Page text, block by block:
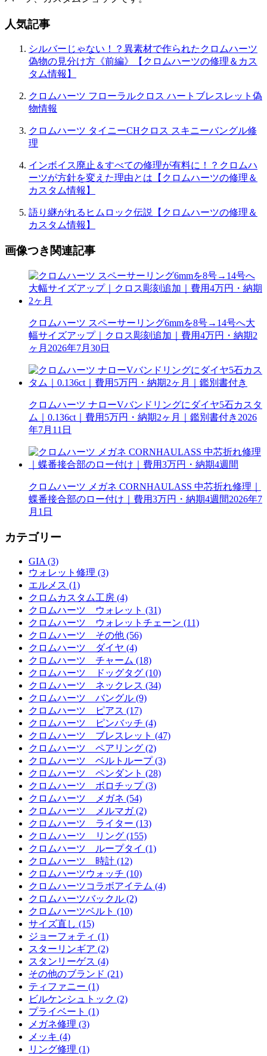
ン
人気記事
シルバーじゃない！？異素材で作られたクロムハーツ
偽物の見分け方《前編》【クロムハーツの修理＆カス
タム情報】
クロムハーツ フローラルクロス ハートブレスレット偽
物情報
クロムハーツ タイニーCHクロス スキニーバングル修
理
インボイス廃止＆すべての修理が有料に！？クロムハ
ーツが方針を変えた理由とは【クロムハーツの修理＆
カスタム情報】
語り継がれるヒムロック伝説【クロムハーツの修理＆
カスタム情報】
画像つき関連記事
クロムハーツ スペーサーリング6mmを8号→14号へ大
幅サイズアップ｜クロス彫刻追加｜費用4万円・納期2
ヶ月 2026年7月30日
クロムハーツ ナローVバンドリングにダイヤ5石カスタ
ム｜0.136ct｜費用5万円・納期2ヶ月｜鑑別書付き 2026
年7月11日
クロムハーツ メガネ CORNHAULASS 中芯折れ修理｜
蝶番接合部のロー付け｜費用3万円・納期4週間2026年7
月1日
カテゴリー
GIA (3)
ウォレット修理 (3)
エルメス (1)
クロムカスタム工房 (4)
クロムハーツ ウォレット (31)
クロムハーツ ウォレットチェーン (11)
クロムハーツ その他 (56)
クロムハーツ ダイヤ (4)
クロムハーツ チャーム (18)
クロムハーツ ドッグタグ (10)
クロムハーツ ネックレス (34)
クロムハーツ バングル (9)
クロムハーツ ピアス (17)
クロムハーツ ピンバッチ (4)
クロムハーツ ブレスレット (47)
クロムハーツ ペアリング (2)
クロムハーツ ベルトループ (3)
クロムハーツ ペンダント (28)
クロムハーツ ボロチップ (3)
クロムハーツ メガネ (54)
クロムハーツ メルマガ (2)
クロムハーツ ライター (13)
クロムハーツ リング (155)
クロムハーツ ループタイ (1)
クロムハーツ 時計 (12)
クロムハーツウォッチ (10)
クロムハーツコラボアイテム (4)
クロムハーツバックル (2)
クロムハーツベルト (10)
サイズ直し (15)
ジョーフォティ (1)
スターリンギア (2)
スタンリーゲス (4)
その他のブランド (21)
ティファニー (1)
ビルケンシュトック (2)
プライベート (1)
メガネ修理 (3)
メッキ (4)
リング修理 (1)